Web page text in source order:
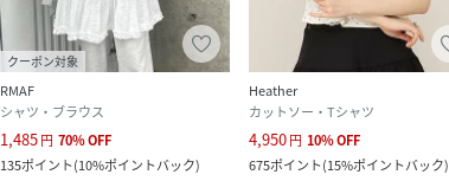
クーポン対象
RMAF
シャツ・ブラウス
1,485円 70%OFF
135ポイント(10%ポイントバック)
Heather
カットソー・Tシャツ
4,950円 10%OFF
675ポイント(15%ポイントバック)